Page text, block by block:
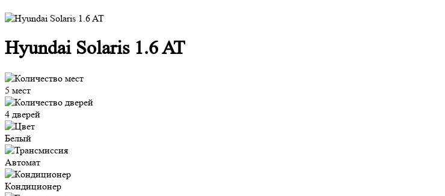
Hyundai Solaris 1.6 AT
5 мест
4 дверей
Белый
Автомат
Кондиционер